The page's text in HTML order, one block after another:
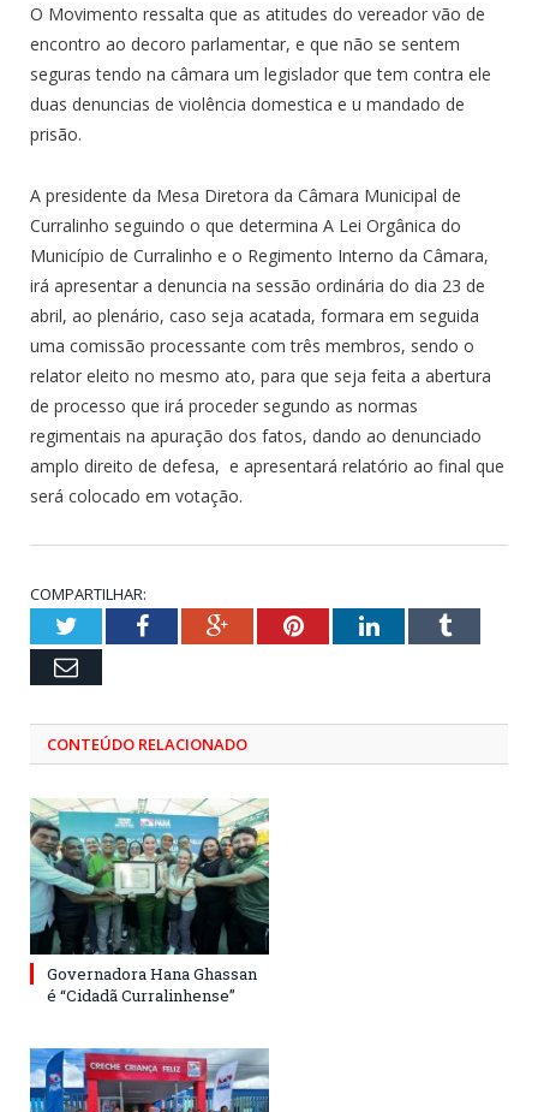
O Movimento ressalta que as atitudes do vereador vão de
encontro ao decoro parlamentar, e que não se sentem
seguras tendo na câmara um legislador que tem contra ele
duas denuncias de violência domestica e u mandado de
prisão.
A presidente da Mesa Diretora da Câmara Municipal de
Curralinho seguindo o que determina A Lei Orgânica do
Município de Curralinho e o Regimento Interno da Câmara,
irá apresentar a denuncia na sessão ordinária do dia 23 de
abril, ao plenário, caso seja acatada, formara em seguida
uma comissão processante com três membros, sendo o
relator eleito no mesmo ato, para que seja feita a abertura
de processo que irá proceder segundo as normas
regimentais na apuração dos fatos, dando ao denunciado
amplo direito de defesa, e apresentará relatório ao final que
será colocado em votação.
COMPARTILHAR:
TwitterFacebookGoogle+PinterestLinkedInTumblr
Email
CONTEÚDO RELACIONADO
Governadora Hana Ghassan
é “Cidadã Curralinhense”